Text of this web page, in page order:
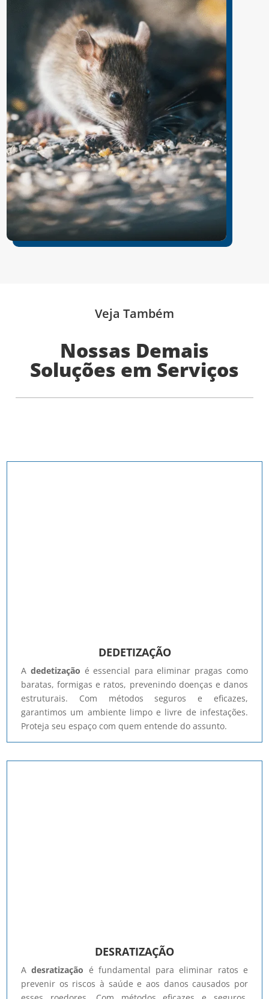
Nossas Demais
Soluções em Serviços
Veja Também
DEDETIZAÇÃO
A dedetização é essencial para eliminar pragas como
baratas, formigas e ratos, prevenindo doenças e danos
estruturais. Com métodos seguros e eficazes,
garantimos um ambiente limpo e livre de infestações.
Proteja seu espaço com quem entende do assunto.
DESRATIZAÇÃO
Adesratização é fundamental para eliminar ratos e
prevenir os riscos à saúde e aos danos causados por